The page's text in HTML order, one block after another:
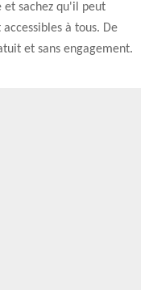
et sachez qu'il peut
à tous. De
et sans engagement.